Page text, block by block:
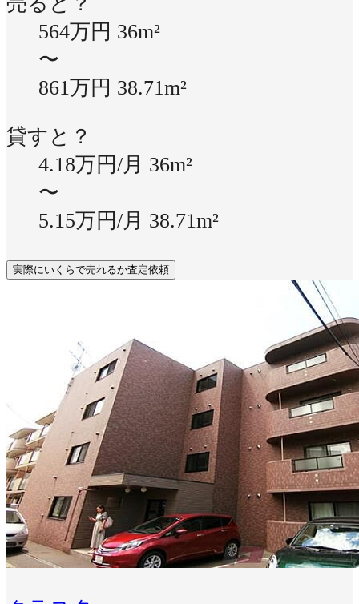
564万円 36m²
〜
861万円 38.71m²
貸すと？
4.18万円/月 36m²
〜
5.15万円/月 38.71m²
実際にいくらで売れるか査定依頼